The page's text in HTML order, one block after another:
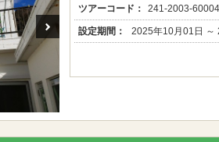
ツアーコード： 241-2003-
設定期間： 2025年10月01日 ～